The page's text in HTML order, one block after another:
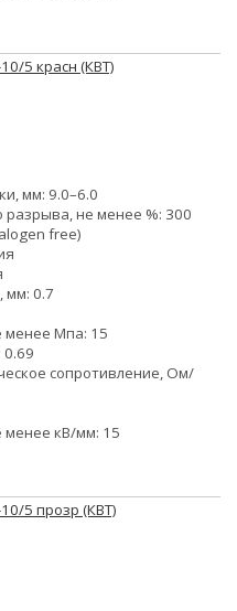
5 красн (КВТ)
мм: 9.0–6.0
не менее %: 300
free)
мм: 0.7
менее Мпа: 15
сопротивление, Ом/
менее кВ/мм: 15
5 прозр (КВТ)